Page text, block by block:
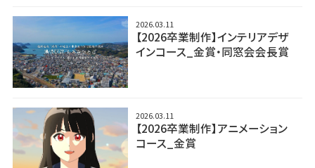
2026.03.11
【2026卒業制作】インテリアデザ
インコース_金賞・同窓会会長賞
2026.03.11
【2026卒業制作】アニメーション
コース_金賞